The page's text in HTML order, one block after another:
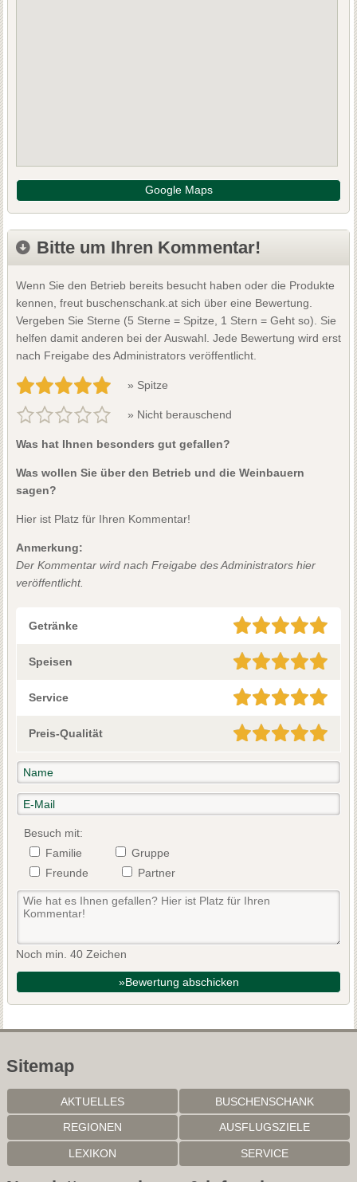
Google Maps
Bitte um Ihren Kommentar!
Wenn Sie den Betrieb bereits besucht haben oder die Produkte
kennen, freut buschenschank.at sich über eine Bewertung.
Vergeben Sie Sterne (5 Sterne = Spitze, 1 Stern = Geht so). Sie
helfen damit anderen bei der Auswahl. Jede Bewertung wird erst
nach Freigabe des Administrators veröffentlicht.
» Spitze
» Nicht berauschend
Was hat Ihnen besonders gut gefallen?
Was wollen Sie über den Betrieb und die Weinbauern
sagen?
Hier ist Platz für Ihren Kommentar!
Anmerkung:
Der Kommentar wird nach Freigabe des Administrators hier
veröffentlicht.
Getränke
Speisen
Service
Preis-Qualität
Besuch mit:
Familie
Gruppe
Freunde
Partner
Noch min. 40 Zeichen
»Bewertung abschicken
Sitemap
AKTUELLES BUSCHENSCHANK
REGIONEN AUSFLUGSZIELE
LEXIKON SERVICE